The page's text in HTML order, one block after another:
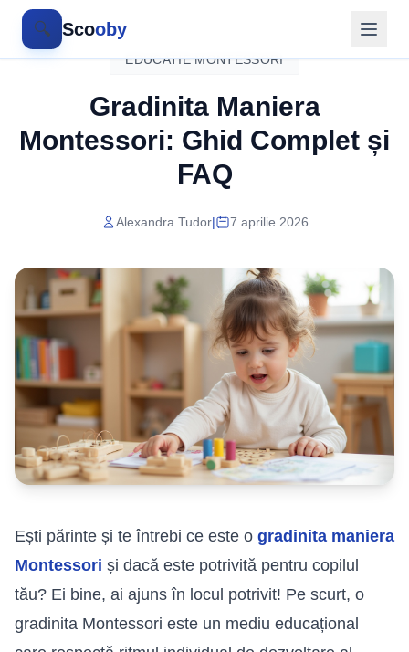
🔍 Scooby
EDUCATIE MONTESSORI
Gradinita Maniera
Montessori: Ghid Complet și
FAQ
Alexandra Tudor| 7 aprilie 2026
Ești părinte și te întrebi ce este o gradinita maniera
Montessori și dacă este potrivită pentru copilul
tău? Ei bine, ai ajuns în locul potrivit! Pe scurt, o
gradinita Montessori este un mediu educațional